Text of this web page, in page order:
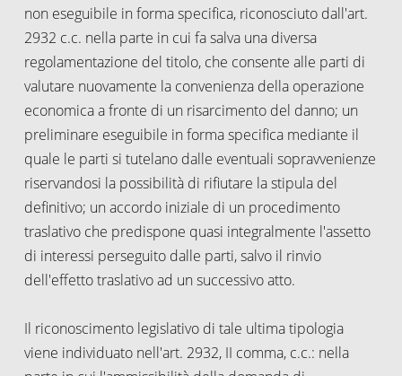
non eseguibile in forma specifica, riconosciuto dall'art.
2932 c.c. nella parte in cui fa salva una diversa
regolamentazione del titolo, che consente alle parti di
valutare nuovamente la convenienza della operazione
economica a fronte di un risarcimento del danno; un
preliminare eseguibile in forma specifica mediante il
quale le parti si tutelano dalle eventuali sopravvenienze
riservandosi la possibilità di rifiutare la stipula del
definitivo; un accordo iniziale di un procedimento
traslativo che predispone quasi integralmente l'assetto
di interessi perseguito dalle parti, salvo il rinvio
dell'effetto traslativo ad un successivo atto.
Il riconoscimento legislativo di tale ultima tipologia
viene individuato nell'art. 2932, II comma, c.c.: nella